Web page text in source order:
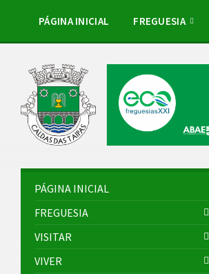
sidebar
sidebar
PÁGINA INICIAL FREGUESIA
PÁGINA INICIAL
FREGUESIA
VISITAR
VIVER